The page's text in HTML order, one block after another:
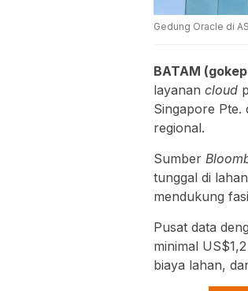
Gedung Oracle di
BATAM
layanan cloud
Singapore Pte.
regional.
Sumber
tunggal di
mendukung
Pusat data
minimal
biaya lahan,